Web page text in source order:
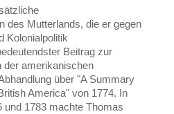
des Mutterlands, die er gegen
Kolonialpolitik
Beitrag zur
der amerikanischen
über "A Summary
America" von 1774. In
und 1783 machte Thomas